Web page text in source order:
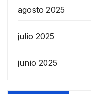
agosto 2025
julio 2025
junio 2025